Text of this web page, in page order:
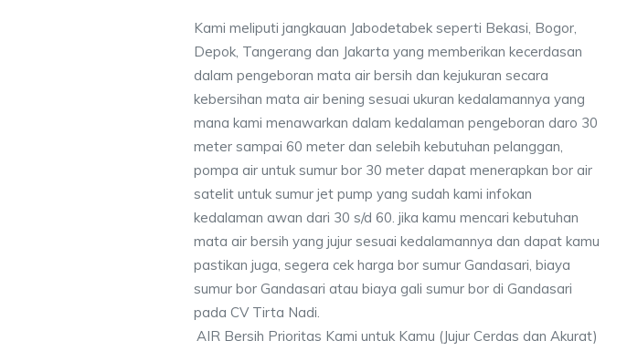
Kami meliputi jangkauan Jabodetabek seperti Bekasi, Bogor,
Depok, Tangerang dan Jakarta yang memberikan kecerdasan
dalam pengeboran mata air bersih dan kejukuran secara
kebersihan mata air bening sesuai ukuran kedalamannya yang
mana kami menawarkan dalam kedalaman pengeboran daro 30
meter sampai 60 meter dan selebih kebutuhan pelanggan,
pompa air untuk sumur bor 30 meter dapat menerapkan bor air
satelit untuk sumur jet pump yang sudah kami infokan
kedalaman awan dari 30 s/d 60. jika kamu mencari kebutuhan
mata air bersih yang jujur sesuai kedalamannya dan dapat kamu
pastikan juga, segera cek harga bor sumur Gandasari, biaya
sumur bor Gandasari atau biaya gali sumur bor di Gandasari
pada CV Tirta Nadi.
AIR Bersih Prioritas Kami untuk Kamu (Jujur Cerdas dan Akurat)